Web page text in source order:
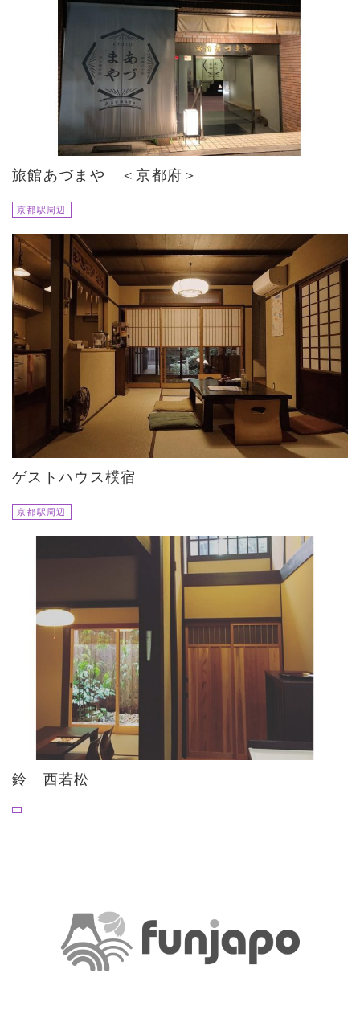
旅館あづまや ＜京都府＞
京都駅周辺
ゲストハウス樸宿
京都駅周辺
鈴 西若松